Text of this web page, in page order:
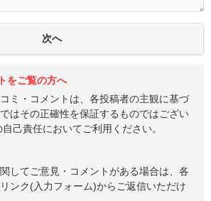
をご覧の方へ
ミ・コメントは、各投稿者の主観に基づ
はその正確性を保証するものではござい
己責任においてご利用ください。
してご意見・コメントがある場合は、各
ンク(入力フォーム)からご返信いただけ